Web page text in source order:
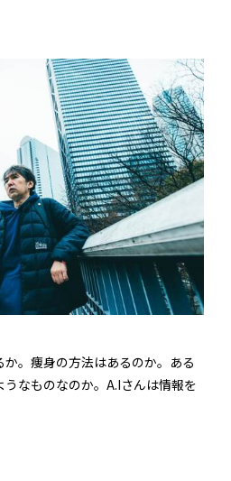
。痩身の方法はあるのか。ある
なものなのか。A.Iさんは情報を